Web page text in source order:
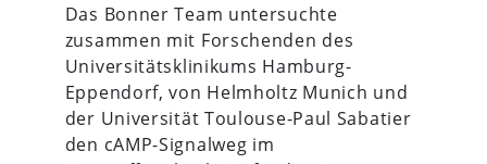
Das Bonner Team untersuchte
zusammen mit Forschenden des
Universitätsklinikums Hamburg-
Eppendorf, von Helmholtz Munich und
der Universität Toulouse-Paul Sabatier
den cAMP-Signalweg im